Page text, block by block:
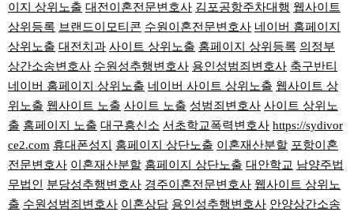
이지 상위노출 대전이혼전문변호사 김포공항주차대행 웹사이트
상위등록 브랜드이모티콘 수원이혼전문변호사 네이버 홈페이지
상위노출 대전치과 사이트 상위노출 홈페이지 상위등록 의정부
상간소송변호사 수원성추행변호사 용인성범죄변호사 축구반티
네이버 홈페이지 상위노출 네이버 사이트 상위노출 웹사이트 상
위노출 웹사이트 노출 사이트 노출 성범죄변호사 사이트 상위노
출 홈페이지 노출 대구흥신소 서초학교폭력변호사 https://sydivor
ce2.com 휴대폰성지 홈페이지 상단노출 이혼재산분할 포항이혼
전문변호사 이혼재산분할 홈페이지 상단노출 대안학교 남양주법
무법인
분당성추행변호사 경주이혼전문변호사 웹사이트 상위노
출 수원성범죄변호사 이혼상담 용인성추행변호사 안양상간소송